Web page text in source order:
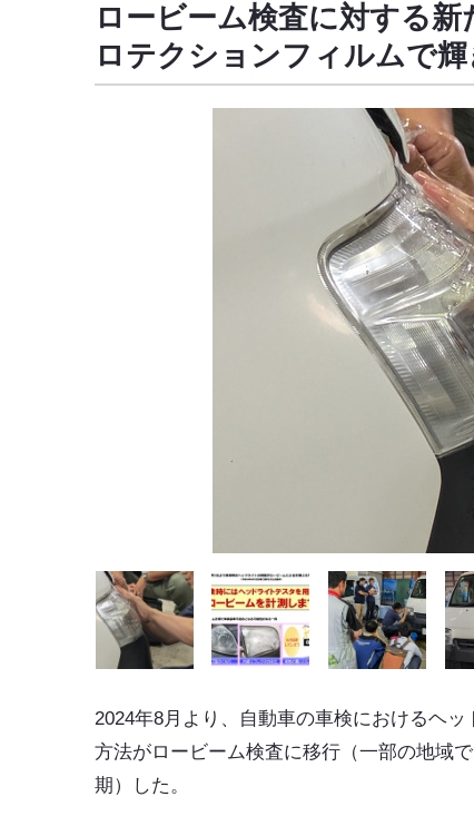
ロービーム検査に対する
ロテクションフィルムで輝
2024年8月より、自動車の車検におけるヘッ
方法がロービーム検査に移行（一部の地域
期）した。